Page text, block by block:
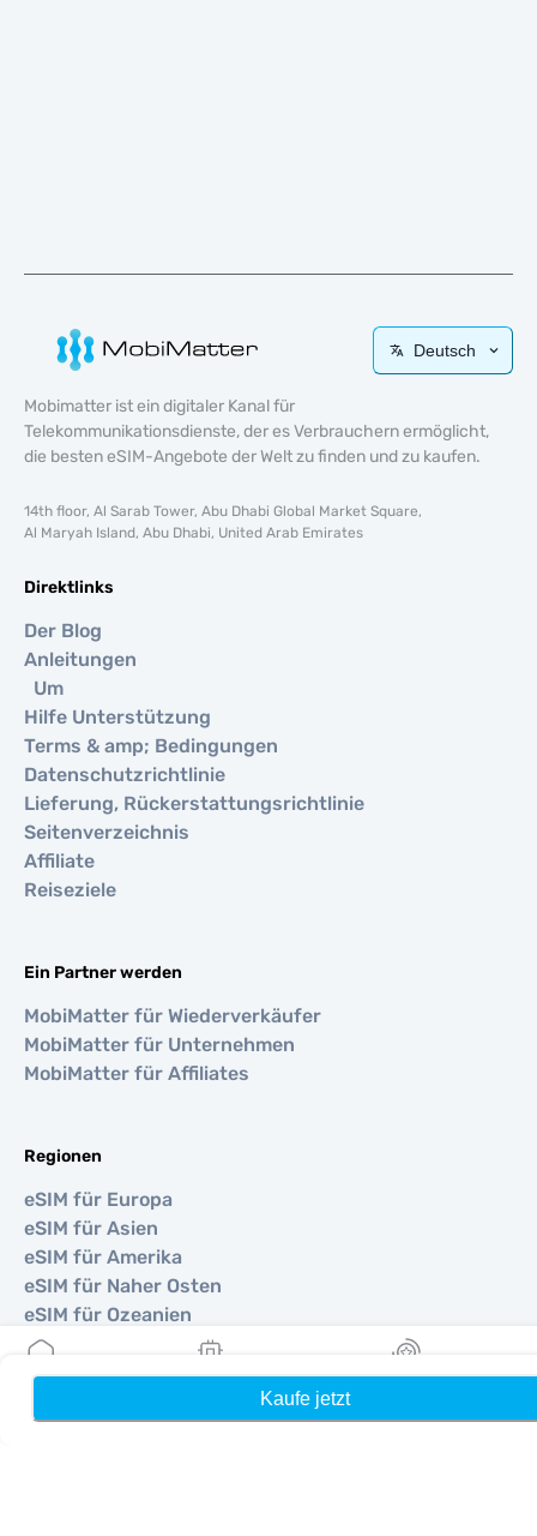
Kaufe jetzt
Deutsch
Mobimatter ist ein digitaler Kanal für
Telekommunikationsdienste, der es Verbrauchern ermöglicht,
die besten eSIM-Angebote der Welt zu finden und zu kaufen.
14th floor, Al Sarab Tower, Abu Dhabi Global Market Square,
Al Maryah Island, Abu Dhabi, United Arab Emirates
Direktlinks
Der Blog
Anleitungen
Um
Hilfe Unterstützung
Terms & amp; Bedingungen
Datenschutzrichtlinie
Lieferung, Rückerstattungsrichtlinie
Seitenverzeichnis
Affiliate
Reiseziele
Ein Partner werden
MobiMatter für Wiederverkäufer
MobiMatter für Unternehmen
MobiMatter für Affiliates
Regionen
eSIM für Europa
eSIM für Asien
eSIM für Amerika
eSIM für Naher Osten
eSIM für Ozeanien
eSIM für Afrika
Länder
Meine eSIMs